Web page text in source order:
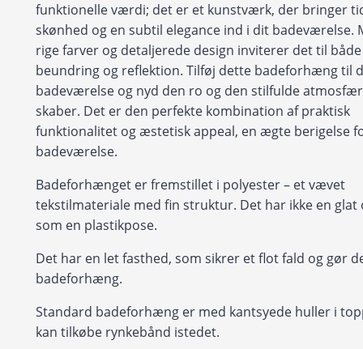
funktionelle værdi; det er et kunstværk, der bringer
skønhed og en subtil elegance ind i dit badeværelse.
rige farver og detaljerede design inviterer det til både
beundring og reflektion. Tilføj dette badeforhæng til
badeværelse og nyd den ro og den stilfulde
skaber. Det er den perfekte kombination af praktisk
funktionalitet og æstetisk appeal, en ægte berigelse
badeværelse.
Badeforhænget er fremstillet i polyester – et vævet
tekstilmateriale med fin struktur. Det har ikke en glat
som en plastikpose.
Det har en let fasthed, som sikrer et flot fald og gør
badeforhæng.
Standard badeforhæng er med kantsyede huller i
kan tilkøbe rynkebånd istedet.